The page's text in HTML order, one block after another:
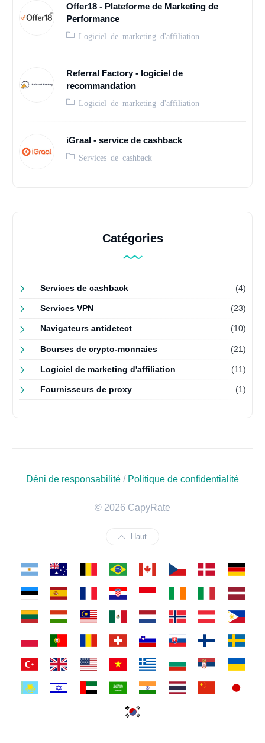
Offer18 - Plateforme de Marketing de
Performance
Logiciel de marketing d'affiliation
Referral Factory - logiciel de
recommandation
Logiciel de marketing d'affiliation
iGraal - service de cashback
Services de cashback
Catégories
Services de cashback (4)
Services VPN (23)
Navigateurs antidetect (10)
Bourses de crypto-monnaies (21)
Logiciel de marketing d'affiliation (11)
Fournisseurs de proxy (1)
Déni de responsabilité / Politique de confidentialité
© 2026 CapyRate
Haut